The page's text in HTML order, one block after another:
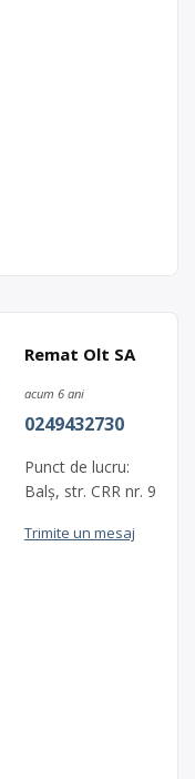
Remat Olt SA
acum 6 ani
0249432730
Punct de lucru:
Balș, str. CRR nr. 9
Trimite un mesaj